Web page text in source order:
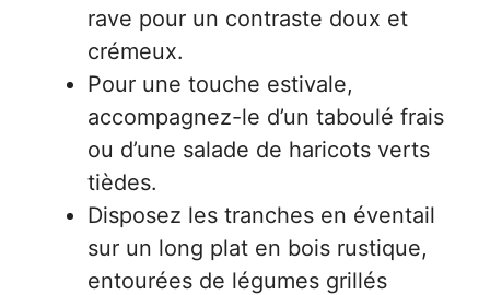
rave pour un contraste doux et
crémeux.
Pour une touche estivale,
accompagnez-le d’un taboulé frais
ou d’une salade de haricots verts
tièdes.
Disposez les tranches en éventail
sur un long plat en bois rustique,
entourées de légumes grillés